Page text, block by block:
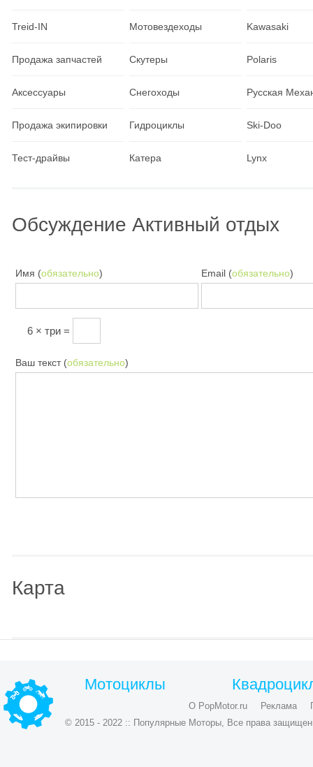
Treid-IN
Продажа запчастей
Аксессуары
Продажа экипировки
Тест-драйвы
Мотовездеходы
Скутеры
Снегоходы
Гидроциклы
Катера
Kawasaki
Polaris
Русская
Ski-Doo
Lynx
Обсуждение Активный отдых
Имя (обязательно) Email (обязательно)
6 × три =
Ваш текст (обязательно)
Карта
Мотоциклы
О PopMotor.ru Реклама
© 2015 - 2022 :: Популярные Моторы, Все права